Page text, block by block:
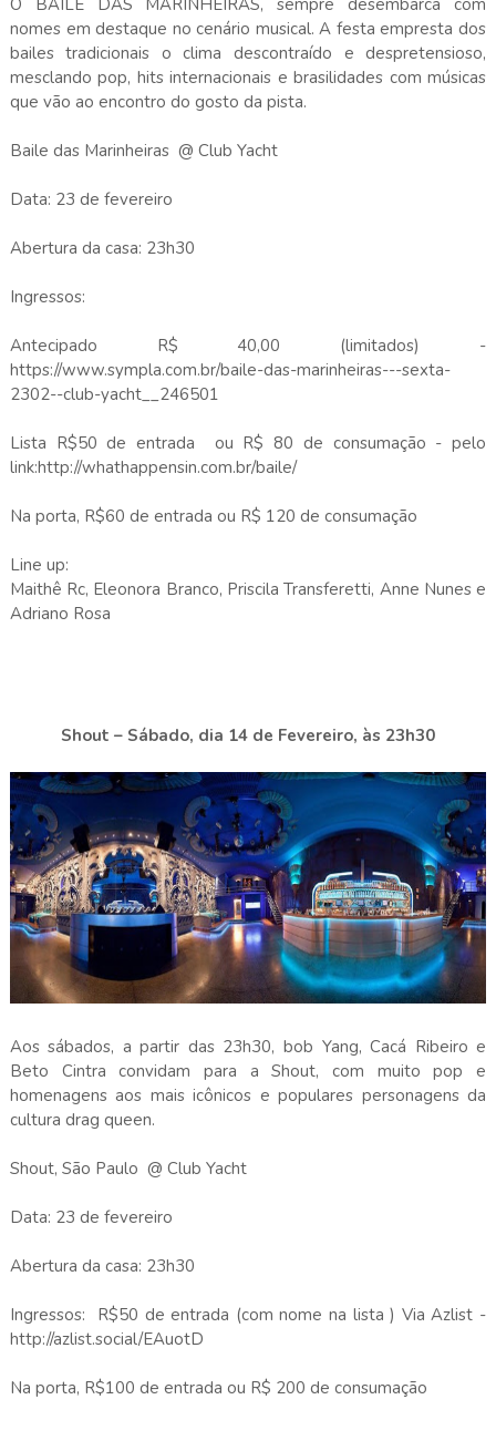
O BAILE DAS MARINHEIRAS, sempre desembarca com
nomes em destaque no cenário musical. A festa empresta dos
bailes tradicionais o clima descontraído e despretensioso,
mesclando pop, hits internacionais e brasilidades com músicas
que vão ao encontro do gosto da pista.
Baile das Marinheiras @ Club Yacht
Data: 23 de fevereiro
Abertura da casa: 23h30
Ingressos:
Antecipado R$ 40,00 (limitados) -
https://www.sympla.com.br/baile-das-marinheiras---sexta-
2302--club-yacht__246501
Lista R$50 de entrada ou R$ 80 de consumação - pelo
link:http://whathappensin.com.br/baile/
Na porta, R$60 de entrada ou R$ 120 de consumação
Line up:
Maithê Rc, Eleonora Branco, Priscila Transferetti, Anne Nunes e
Adriano Rosa
Shout – Sábado, dia 14 de Fevereiro, às 23h30
Aos sábados, a partir das 23h30, bob Yang, Cacá Ribeiro e
Beto Cintra convidam para a Shout, com muito pop e
homenagens aos mais icônicos e populares personagens da
cultura drag queen.
Shout, São Paulo @ Club Yacht
Data: 23 de fevereiro
Abertura da casa: 23h30
Ingressos: R$50 de entrada (com nome na lista ) Via Azlist -
http://azlist.social/EAuotD
Na porta, R$100 de entrada ou R$ 200 de consumação